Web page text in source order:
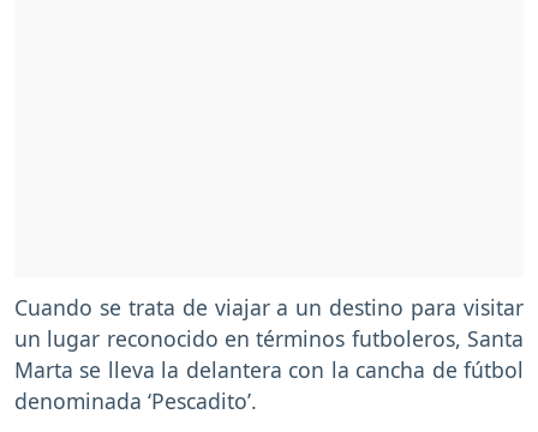
Cuando se trata de viajar a un destino para visitar
un lugar reconocido en términos futboleros, Santa
Marta se lleva la delantera con la cancha de fútbol
denominada ‘Pescadito’.